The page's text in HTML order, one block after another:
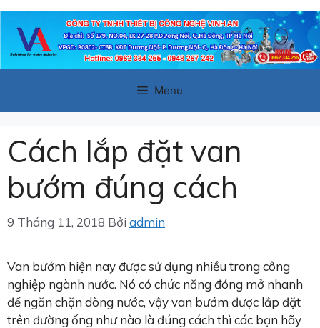
Chuyển
đến
Menu
Cách lắp đặt van
bướm đúng cách
9 Tháng 11, 2018 Bởi admin
Van bướm hiện nay được sử dụng nhiều trong công
nghiệp ngành nước. Nó có chức năng đóng mở nhanh
để ngăn chặn dòng nước, vậy van bướm được lắp đặt
trên đường ống như nào là đúng cách thì các bạn hãy